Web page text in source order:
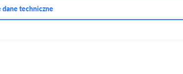
dane techniczne